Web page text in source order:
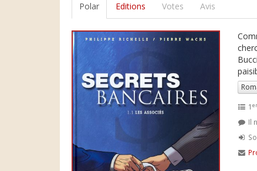
Polar Editions Votes Avis
1 er
Il